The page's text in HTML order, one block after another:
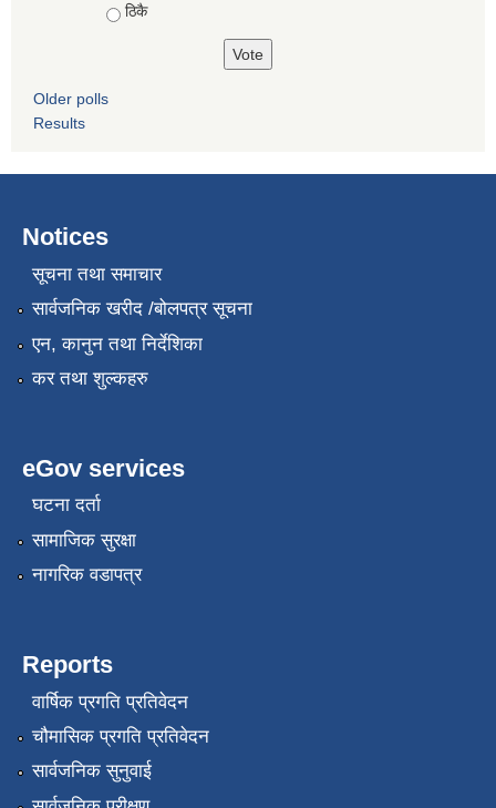
ठिकै
Older polls
Results
Notices
सूचना तथा समाचार
सार्वजनिक खरीद /बोलपत्र सूचना
एन, कानुन तथा निर्देशिका
कर तथा शुल्कहरु
eGov services
घटना दर्ता
सामाजिक सुरक्षा
नागरिक वडापत्र
Reports
वार्षिक प्रगति प्रतिवेदन
चौमासिक प्रगति प्रतिवेदन
सार्वजनिक सुनुवाई